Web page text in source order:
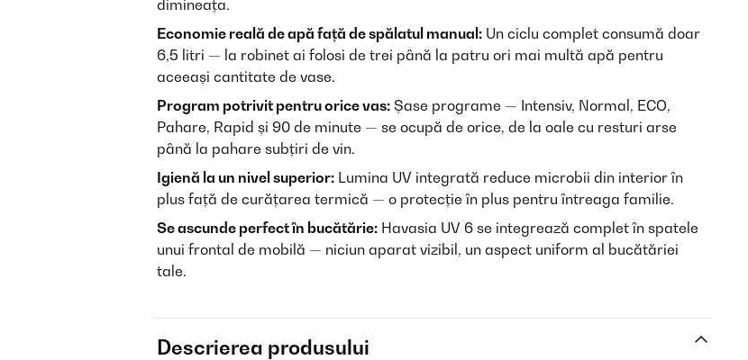
dimineața.
Economie reală de apă față de spălatul manual: Un ciclu complet consumă doar
6,5 litri — la robinet ai folosi de trei până la patru ori mai multă apă pentru
aceeași cantitate de vase.
Program potrivit pentru orice vas: Șase programe — Intensiv, Normal, ECO,
Pahare, Rapid și 90 de minute — se ocupă de orice, de la oale cu resturi arse
până la pahare subțiri de vin.
Igienă la un nivel superior: Lumina UV integrată reduce microbii din interior în
plus față de curățarea termică — o protecție în plus pentru întreaga familie.
Se ascunde perfect în bucătărie: Havasia UV 6 se integrează complet în spatele
unui frontal de mobilă — niciun aparat vizibil, un aspect uniform al bucătăriei
tale.
Descrierea produsului